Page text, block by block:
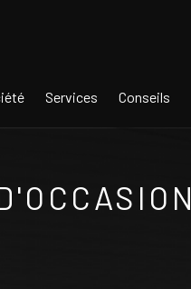
Services Conseils